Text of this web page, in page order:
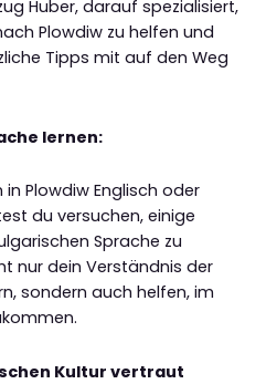
Huber, darauf spezialisiert,
Plowdiw zu helfen und
Tipps mit auf den Weg
lernen:
Plowdiw Englisch oder
du versuchen, einige
Sprache zu
nur dein Verständnis der
sondern auch helfen, im
Kultur vertraut